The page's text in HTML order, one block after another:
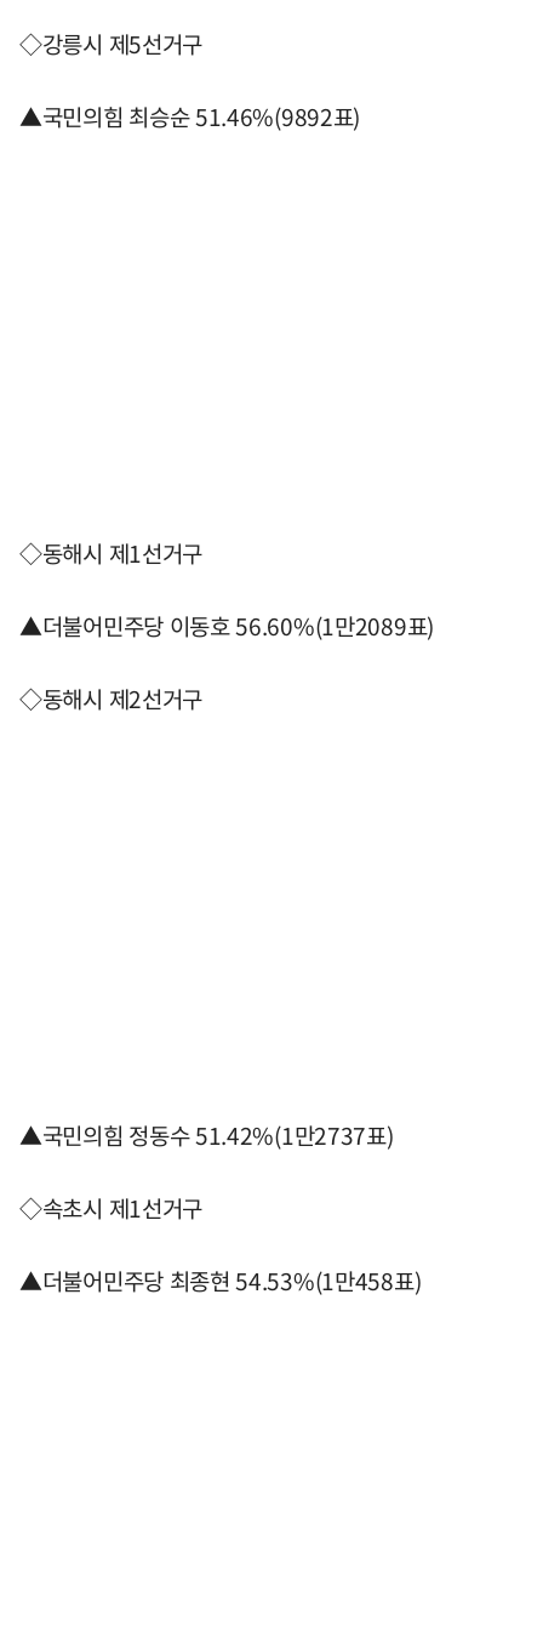
◇강릉시 제5선거구
▲국민의힘 최승순 51.46%(9892표)
◇동해시 제1선거구
▲더불어민주당 이동호 56.60%(1만2089표)
◇동해시 제2선거구
▲국민의힘 정동수 51.42%(1만2737표)
◇속초시 제1선거구
▲더불어민주당 최종현 54.53%(1만458표)